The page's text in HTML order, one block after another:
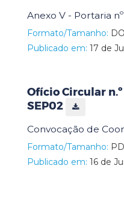
Anexo V - Portaria
Formato/Tamanho:
Publicado em: 17 de
Ofício Circular n.º
SEP02
Convocação de
Formato/Tamanho:
Publicado em: 16 de